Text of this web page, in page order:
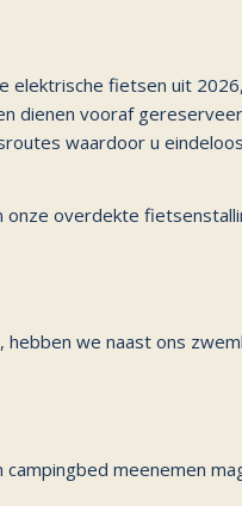
elektrische fietsen uit
dienen vooraf
waardoor u
onze overdekte
we naast ons
meenemen